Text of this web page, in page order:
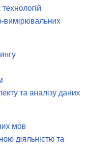
вимірювальних
та аналізу даних
мов
діяльністю та